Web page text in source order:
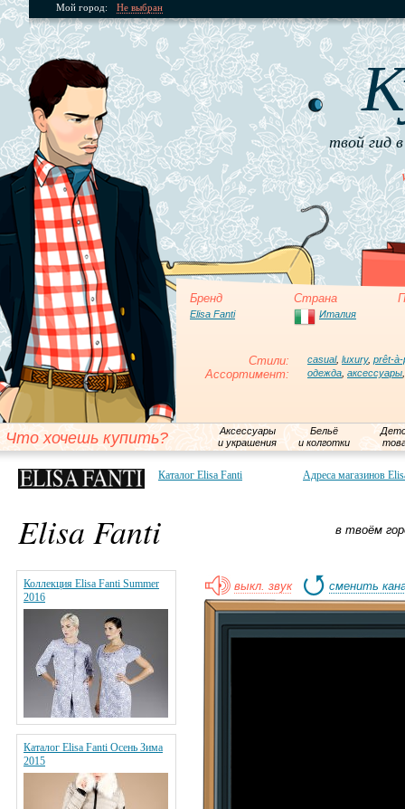
Мой город: Не выбран
твой гид
Бренд Страна
Elisa Fanti Италия
Стили: casual, luxury, prêt-à-
Ассортимент: одежда аксессуары
Что хочешь купить?
Аксессуары
и украшения
Бельё
и колготки
Каталог Elisa Fanti Адреса магазинов
в твоём
Elisa Fanti
Коллекция Elisa Fanti Summer
2016
Каталог Elisa Fanti Осень Зима
2015
выкл. звук сменить